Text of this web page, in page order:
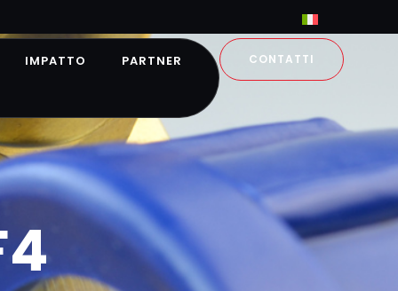
IMPATTO PARTNER CONTATTI